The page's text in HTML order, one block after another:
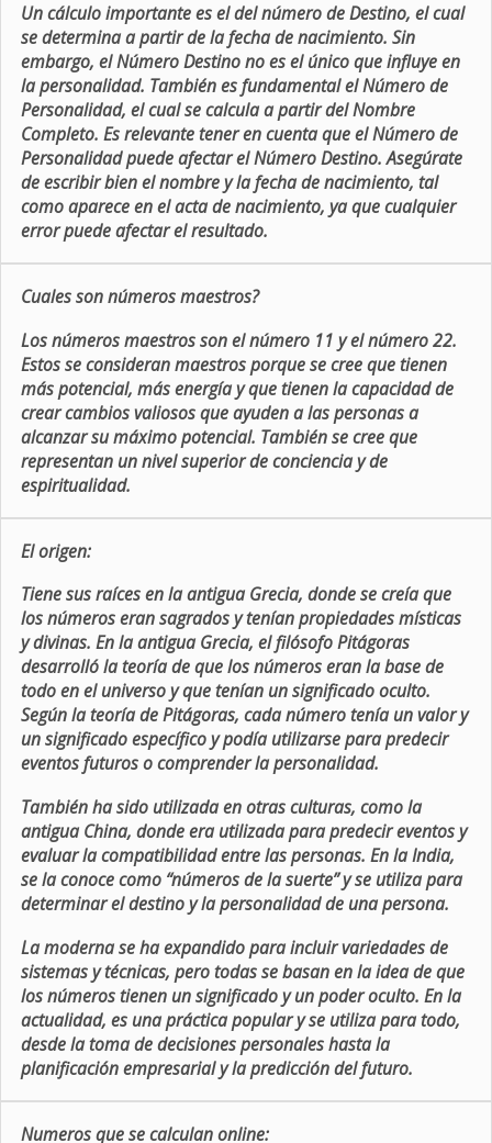
Un cálculo importante es el del número de Destino, el cual
se determina a partir de la fecha de nacimiento. Sin
embargo, el Número Destino no es el único que influye en
la personalidad. También es fundamental el Número de
Personalidad, el cual se calcula a partir del Nombre
Completo. Es relevante tener en cuenta que el Número de
Personalidad puede afectar el Número Destino. Asegúrate
de escribir bien el nombre y la fecha de nacimiento, tal
como aparece en el acta de nacimiento, ya que cualquier
error puede afectar el resultado.
Cuales son números maestros?
Los números maestros son el número 11 y el número 22.
Estos se consideran maestros porque se cree que tienen
más potencial, más energía y que tienen la capacidad de
crear cambios valiosos que ayuden a las personas a
alcanzar su máximo potencial. También se cree que
representan un nivel superior de conciencia y de
espiritualidad.
El origen:
Tiene sus raíces en la antigua Grecia, donde se creía que
los números eran sagrados y tenían propiedades místicas
y divinas. En la antigua Grecia, el filósofo Pitágoras
desarrolló la teoría de que los números eran la base de
todo en el universo y que tenían un significado oculto.
Según la teoría de Pitágoras, cada número tenía un valor y
un significado específico y podía utilizarse para predecir
eventos futuros o comprender la personalidad.
También ha sido utilizada en otras culturas, como la
antigua China, donde era utilizada para predecir eventos y
evaluar la compatibilidad entre las personas. En la India,
se la conoce como “números de la suerte” y se utiliza para
determinar el destino y la personalidad de una persona.
La moderna se ha expandido para incluir variedades de
sistemas y técnicas, pero todas se basan en la idea de que
los números tienen un significado y un poder oculto. En la
actualidad, es una práctica popular y se utiliza para todo,
desde la toma de decisiones personales hasta la
planificación empresarial y la predicción del futuro.
Numeros que se calculan online: